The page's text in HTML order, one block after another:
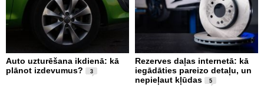
Auto uzturēšana ikdienā: kā
plānot izdevumus?
3
Rezerves daļas internetā: kā
iegādāties pareizo detaļu, un
nepieļaut kļūdas
5